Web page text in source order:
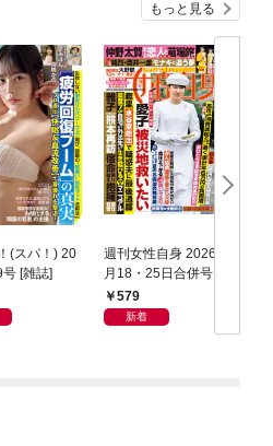
もっと見る
(スパ！) 20
[雑誌]
週刊女性自身 2026年8
月18・25日合併号
579
新着